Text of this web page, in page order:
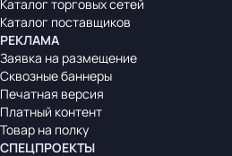
Каталог торговых сетей
Каталог поставщиков
РЕКЛАМА
Заявка на размещение
Сквозные баннеры
Печатная версия
Платный контент
Товар на полку
СПЕЦПРОЕКТЫ